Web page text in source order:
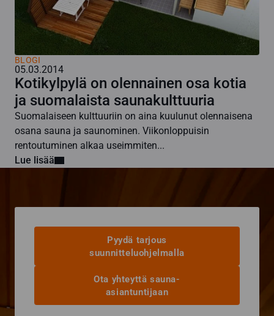
BLOGI
05.03.2014
Kotikylpylä on olennainen osa kotia
ja suomalaista saunakulttuuria
Suomalaiseen kulttuuriin on aina kuulunut olennaisena
osana sauna ja saunominen. Viikonloppuisin
rentoutuminen alkaa useimmiten...
Lue lisää
Pyydä tarjous
suunnitteluohjelmalla
Ota yhteyttä sauna-
asiantuntijaan